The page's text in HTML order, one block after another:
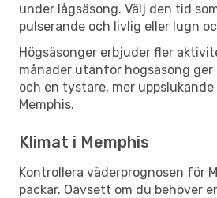
under lågsäsong. Välj den tid
pulserande och livlig eller lugn
Högsäsonger erbjuder fler
månader utanför högsäsong
och en tystare, mer uppslukande
Memphis.
Klimat i Memphis
Kontrollera väderprognosen för
packar. Oavsett om du behöver